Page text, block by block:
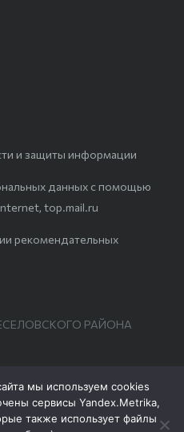
и защиты информации
данных с помощью
top.mail.ru
рекомендательных
РАЙОНА
мы используем cookies
сервисы Yandex.Metrika,
также использует файлы